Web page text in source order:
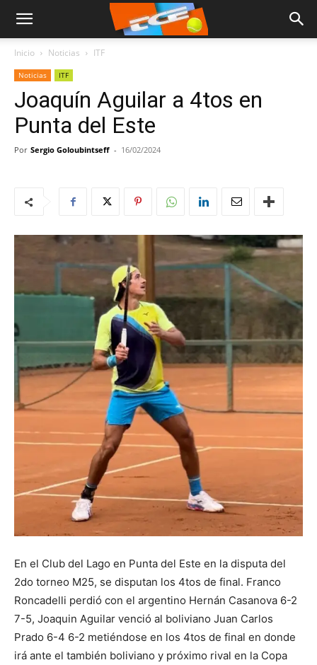
Inicio Noticias ITF
Noticias ITF
Joaquín Aguilar a 4tos en
Punta del Este
Por Sergio Goloubintseff - 16/02/2024
En el Club del Lago en Punta del Este en la disputa del
2do torneo M25, se disputan los 4tos de final. Franco
Roncadelli perdió con el argentino Hernán Casanova 6-2
7-5, Joaquin Aguilar venció al boliviano Juan Carlos
Prado 6-4 6-2 metiéndose en los 4tos de final en donde
irá ante el también boliviano y próximo rival en la Copa